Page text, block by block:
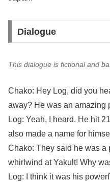
Dialogue
This dialogue is fictional and
Chako: Hey Log, did you
away? He was an amazing
Log: Yeah, I heard. He hit
also made a name for
Chako: They said he was a
whirlwind at Yakult! Why
Log: I think it was his